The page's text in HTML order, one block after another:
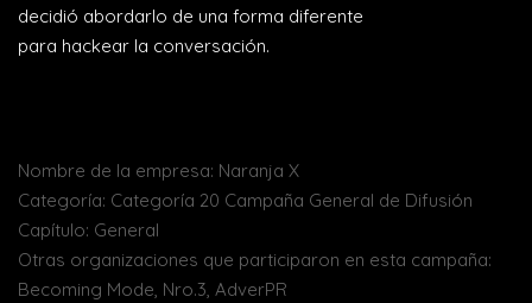
decidió abordarlo de una forma diferente
para hackear la conversación.
Nombre de la empresa: Naranja X
Categoría: Categoría 20 Campaña General de Difusión
Capítulo: General
Otras organizaciones que participaron en esta campaña:
Becoming Mode, Nro.3, AdverPR